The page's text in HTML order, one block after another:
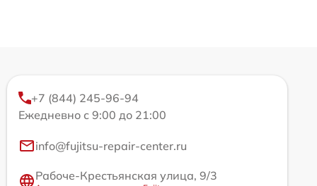
+7 (844) 245-96-94
Ежедневно с 9:00 до 21:00
info@fujitsu-repair-center.ru
Рабоче-Крестьянская улица, 9/3